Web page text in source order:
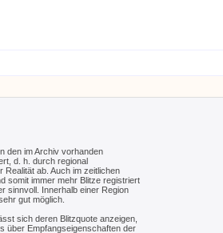
den im Archiv vorhanden
d. h. durch regional
ab. Auch im zeitlichen
somit immer mehr Blitze registriert
sinnvoll. Innerhalb einer Region
gut möglich.
sich deren Blitzquote anzeigen,
über Empfangseigenschaften der